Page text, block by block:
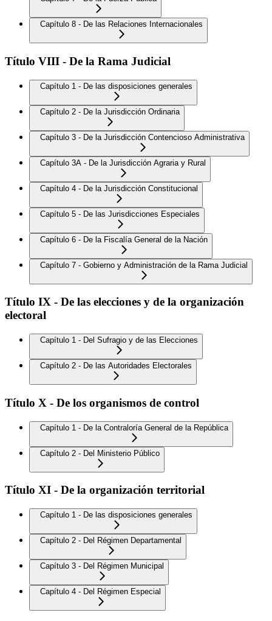
Capítulo 8 - De las Relaciones Internacionales
Título VIII - De la Rama Judicial
Capítulo 1 - De las disposiciones generales
Capítulo 2 - De la Jurisdicción Ordinaria
Capítulo 3 - De la Jurisdicción Contencioso Administrativa
Capítulo 3A - De la Jurisdicción Agraria y Rural
Capítulo 4 - De la Jurisdicción Constitucional
Capítulo 5 - De las Jurisdicciones Especiales
Capítulo 6 - De la Fiscalía General de la Nación
Capítulo 7 - Gobierno y Administración de la Rama Judicial
Título IX - De las elecciones y de la organización
electoral
Capítulo 1 - Del Sufragio y de las Elecciones
Capítulo 2 - De las Autoridades Electorales
Título X - De los organismos de control
Capítulo 1 - De la Contraloría General de la República
Capítulo 2 - Del Ministerio Público
Título XI - De la organización territorial
Capítulo 1 - De las disposiciones generales
Capítulo 2 - Del Régimen Departamental
Capítulo 3 - Del Régimen Municipal
Capítulo 4 - Del Régimen Especial